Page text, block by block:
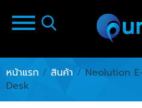
หน้าแรก / สินค้า / Neolution
Desk